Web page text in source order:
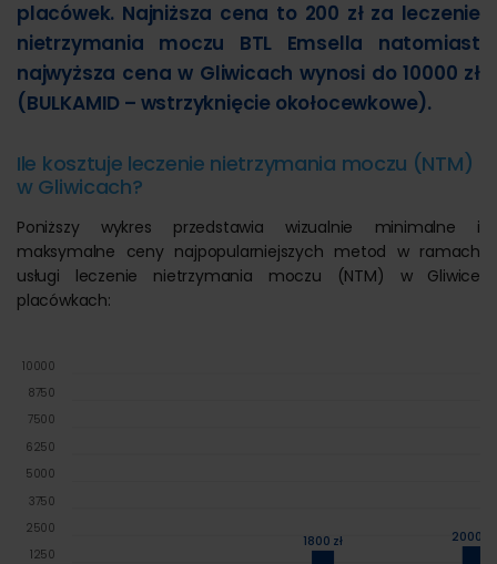
placówek. Najniższa cena to 200 zł za leczenie
nietrzymania moczu BTL Emsella natomiast
najwyższa cena w Gliwicach wynosi do 10000 zł
(BULKAMID – wstrzyknięcie okołocewkowe).
Ile kosztuje leczenie nietrzymania moczu (NTM)
w Gliwicach?
Poniższy wykres przedstawia wizualnie minimalne i
maksymalne ceny najpopularniejszych metod w ramach
usługi leczenie nietrzymania moczu (NTM) w Gliwice
placówkach:
1800 zł 2000 zł
1250
2500
3750
5000
6250
7500
8750
10000